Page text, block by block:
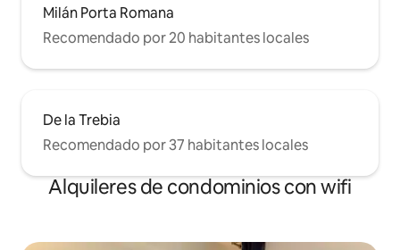
Milán Porta Romana
Recomendado por 20 habitantes locales
De la Trebia
Recomendado por 37 habitantes locales
Alquileres de condominios con wifi